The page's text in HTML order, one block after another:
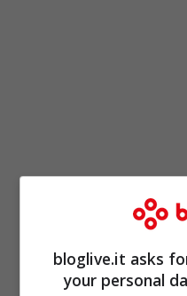
bloglive.it asks
your personal